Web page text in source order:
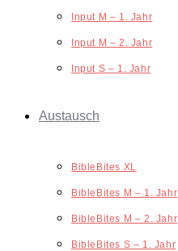
Input M – 1. Jahr
Input M – 2. Jahr
Input S – 1. Jahr
Austausch
BibleBites XL
BibleBites M – 1. Jahr
BibleBites M – 2. Jahr
BibleBites S – 1. Jahr